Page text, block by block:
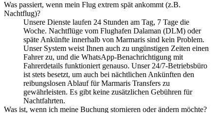
Was passiert, wenn mein Flug extrem spät ankommt (z.B.
Nachtflug)?
Unsere Dienste laufen 24 Stunden am Tag, 7 Tage die
Woche. Nachtflüge vom Flughafen Dalaman (DLM) oder
späte Ankünfte innerhalb von Marmaris sind kein Problem.
Unser System weist Ihnen auch zu ungünstigen Zeiten einen
Fahrer zu, und die WhatsApp-Benachrichtigung mit
Fahrerdetails funktioniert genauso. Unser 24/7-Betriebsbüro
ist stets besetzt, um auch bei nächtlichen Ankünften den
reibungslosen Ablauf für Marmaris Transfers zu
gewährleisten. Es gibt keine zusätzlichen Gebühren für
Nachtfahrten.
Was ist, wenn ich meine Buchung stornieren oder ändern möchte?